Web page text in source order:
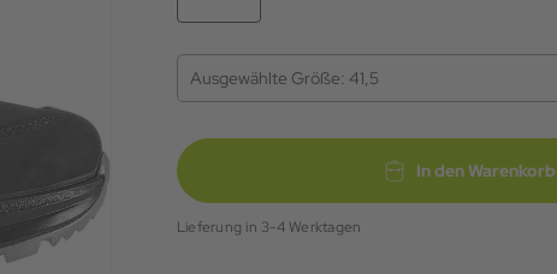
Ausgewählte Größe: 41,5
In den Warenkorb
Lieferung in 3-4 Werktagen